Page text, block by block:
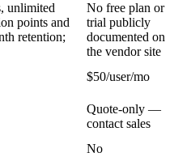
unlimited
points and
retention;
No free plan or
trial publicly
documented on
the vendor site
$50/user/mo
Quote-only —
contact sales
No